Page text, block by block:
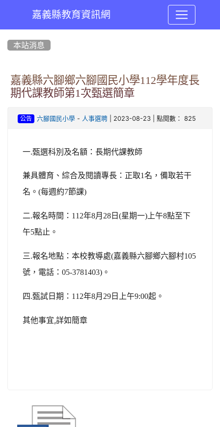
嘉義縣教育資訊網
本站消息
嘉義縣六腳鄉六腳國民小學112學年度長
期代課教師第1次甄選簡章
公告 六腳國民小學- 人事選聘| 2023-08-23 | 點閱數： 825
一.甄選科別及名額：長期代課教師
兼具體育、綜合及閱讀專長：正取1名，備取若干
名。(每週約7節課)
二.報名時間：112年8月28日(星期一)上午8點至下
午5點止。
三.報名地點：本校教導處(嘉義縣六腳鄉六腳村105
號 ，電話：05-3781403)。
四.甄試日期：112年8月29日上午9:00起。
其他事宜,詳如簡章